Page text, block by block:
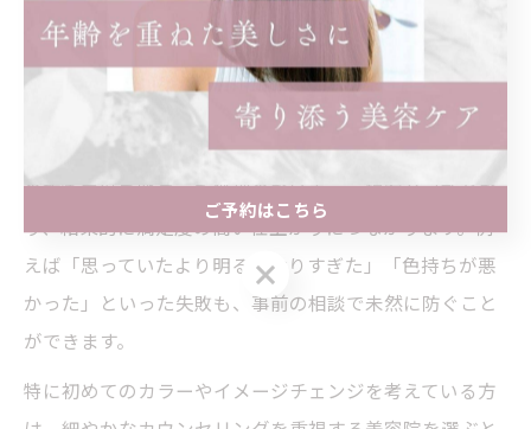
寧なカウンセリングを重視するサロンは、髪質や履歴、
希望の色味など細かくヒアリングし、理想のスタイルを
実現するための提案を行っています。
カウンセリングを重視することで、髪のダメージや過去
の施術履歴を踏まえた無理のないカラー提案が可能とな
り、結果的に満足度の高い仕上がりにつながります。例
えば「思っていたより明るくなりすぎた」「色持ちが悪
かった」といった失敗も、事前の相談で未然に防ぐこと
ができます。
特に初めてのカラーやイメージチェンジを考えている方
ご予約はこちら
ご予約はこちら